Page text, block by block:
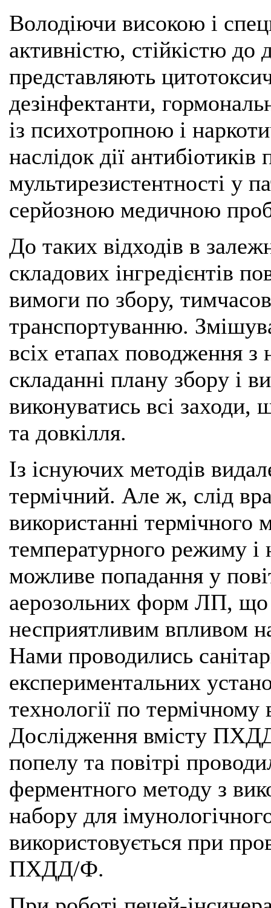
Володіючи високою і
активністю, стійкістю до
представляють
дезінфектанти,
із психотропною і
наслідок дії
мультирезистентності у
серйозною медичною
До таких відходів в
складових інгредієнтів
вимоги по збору,
транспортуванню.
всіх етапах поводження
складанні плану збору і
виконуватись всі
та довкілля.
Із існуючих методів
термічний. Але ж, слід
використанні
температурного режиму
можливе попадання у
аерозольних форм ЛП,
несприятливим впливом
Нами проводились
експериментальних
технології по
Дослідження вмісту
попелу та повітрі
ферментного методу з
набору для
використовується при
ПХДД/Ф.